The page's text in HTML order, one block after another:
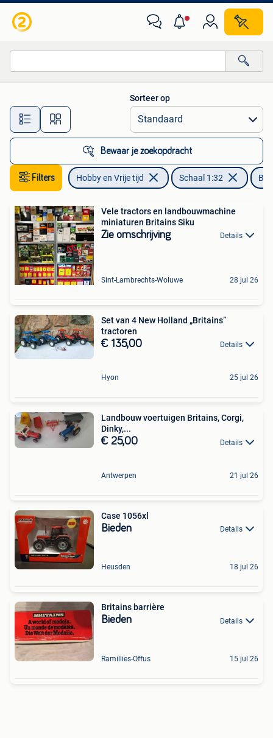
Alle afstanden…
Sorteer op
Bewaar je zoekopdracht
Filters Hobby en Vrije tijd Schaal 1:32
Vele tractors en landbouwmachine
miniaturen Britains Siku
Zie omschrijving Details
Sint-Lambrechts-Woluwe 28 jul 26
Set van 4 New Holland „Britains”
tractoren
€ 135,00 Details
Hyon 25 jul 26
Landbouw voertuigen Britains, Corgi,
Dinky,...
€ 25,00 Details
Antwerpen 21 jul 26
Case 1056xl
Bieden Details
Heusden 18 jul 26
Britains barrière
Bieden Details
Ramillies-Offus 15 jul 26